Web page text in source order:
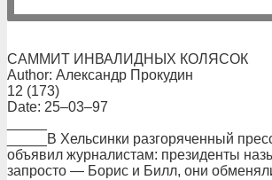
САММИТ ИНВАЛИДНЫХ КОЛЯСОК
Author: Александр Прокудин
12 (173)
Date: 25–03–97
_____В Хельсинки разгоряченный
объявил журналистам: президенты
запросто — Борис и Билл, они